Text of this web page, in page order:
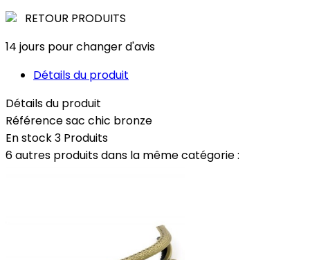
RETOUR PRODUITS
14 jours pour changer d'avis
Détails du produit
Détails du produit
Référencesac chic bronze
En stock3 Produits
6 autres produits dans la même catégorie :